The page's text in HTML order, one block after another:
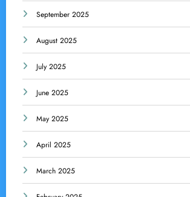
September 2025
August 2025
July 2025
June 2025
May 2025
April 2025
March 2025